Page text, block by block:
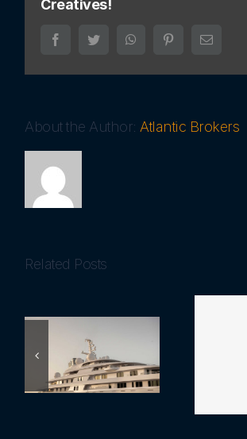
Creatives!
FacebookTwitter WhatsAppPinterestEmail
About the Author: Atlantic Brokers
Related Posts